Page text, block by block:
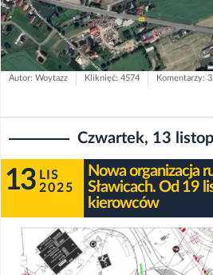
Autor: Woytazz Kliknięć: 4574 Komentarzy: 3
Czwartek, 13
13 LIS
2025
Nowa organizacja
Sławicach. Od 19
kierowców